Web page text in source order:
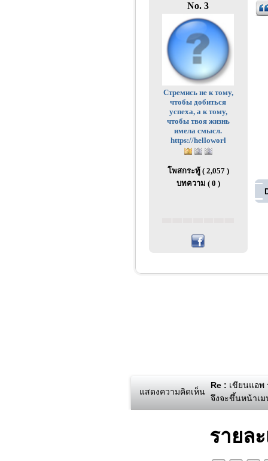
No. 3
Стремись не к тому,
чтобы добиться
успеха, а к тому,
чтобы твоя жизнь
имела смысл.
https://helloworl
โพสกระทู้ ( 2,057 )
บทความ ( 0 )
แสดงความคิดเห็น
Re : เขียนแอพ
จึงจะขึ้นหน้าเ
รายล